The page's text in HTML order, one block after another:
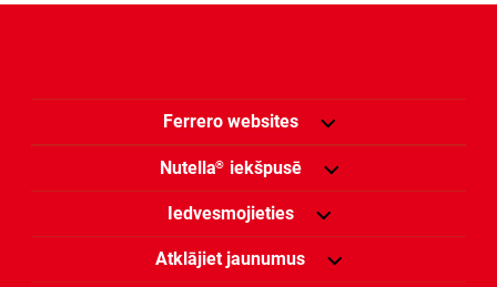
Ferrero websites
Nutella® iekšpusē
Iedvesmojieties
Atklājiet jaunumus